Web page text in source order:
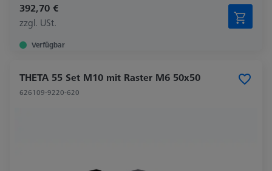
392,70 €
zzgl. USt.
Verfügbar
THETA 55 Set M10 mit Raster M6 50x50
626109-9220-620